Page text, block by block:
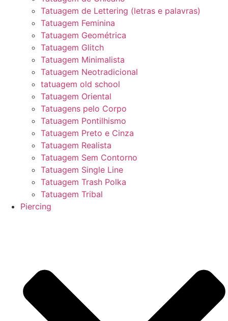
Tatuagem de Lettering (letras e palavras)
Tatuagem Feminina
Tatuagem Geométrica
Tatuagem Glitch
Tatuagem Minimalista
Tatuagem Neotradicional
tatuagem old school
Tatuagem Oriental
Tatuagens pelo Corpo
Tatuagem Pontilhismo
Tatuagem Preto e Cinza
Tatuagem Realista
Tatuagem Sem Contorno
Tatuagem Single Line
Tatuagem Trash Polka
Tatuagem Tribal
Piercing